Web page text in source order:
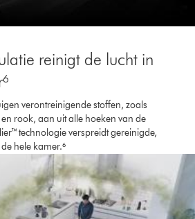
reinigt de lucht in
verontreinigende stoffen, zoals
rook, aan uit alle hoeken van de
technologie verspreidt gereinigde,
hele kamer.⁶